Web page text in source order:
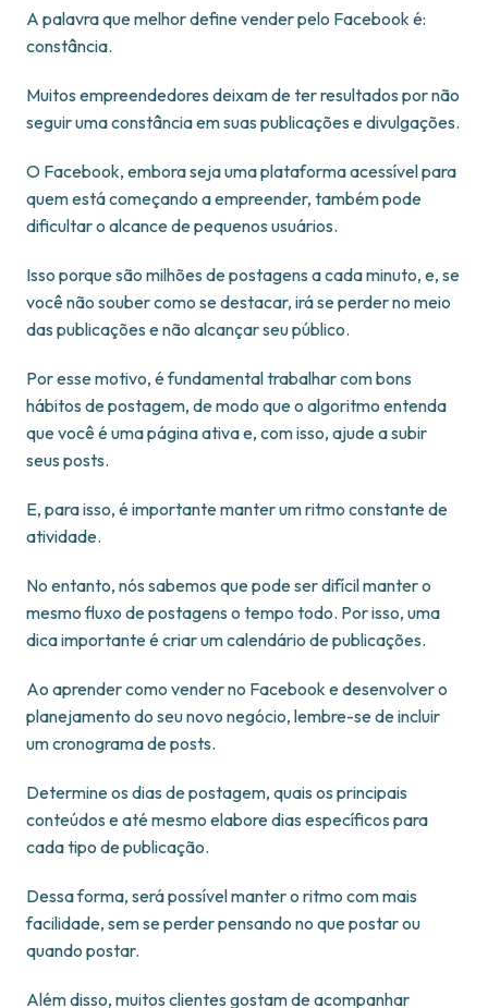
A palavra que melhor define vender pelo Facebook é:
constância.
Muitos empreendedores deixam de ter resultados por não
seguir uma constância em suas publicações e divulgações.
O Facebook, embora seja uma plataforma acessível para
quem está começando a empreender, também pode
dificultar o alcance de pequenos usuários.
Isso porque são milhões de postagens a cada minuto, e, se
você não souber como se destacar, irá se perder no meio
das publicações e não alcançar seu público.
Por esse motivo, é fundamental trabalhar com bons
hábitos de postagem, de modo que o algoritmo entenda
que você é uma página ativa e, com isso, ajude a subir
seus posts.
E, para isso, é importante manter um ritmo constante de
atividade.
No entanto, nós sabemos que pode ser difícil manter o
mesmo fluxo de postagens o tempo todo. Por isso, uma
dica importante é criar um calendário de publicações.
Ao aprender como vender no Facebook e desenvolver o
planejamento do seu novo negócio, lembre-se de incluir
um cronograma de posts.
Determine os dias de postagem, quais os principais
conteúdos e até mesmo elabore dias específicos para
cada tipo de publicação.
Dessa forma, será possível manter o ritmo com mais
facilidade, sem se perder pensando no que postar ou
quando postar.
Além disso, muitos clientes gostam de acompanhar